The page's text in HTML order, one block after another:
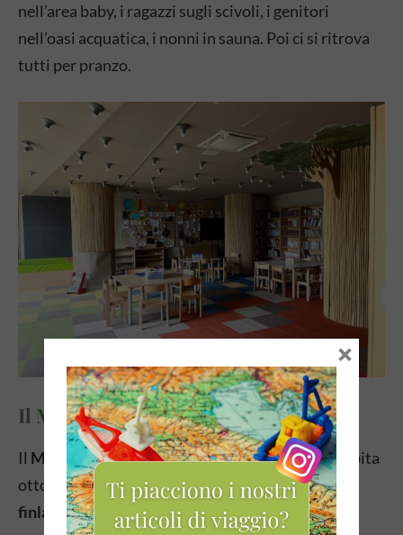
nell’area baby, i ragazzi sugli scivoli, i genitori
nell’oasi acquatica, i nonni in sauna. Poi ci si ritrova
tutti per pranzo.
Il Mondo delle Saune Termalija
Il Mondo delle Saunesi estende su 1.550 m² e ospita
otto diverse tipologie di sauna, tra cui lasauna
finlandese Teatro del Vento
— una struttura
×